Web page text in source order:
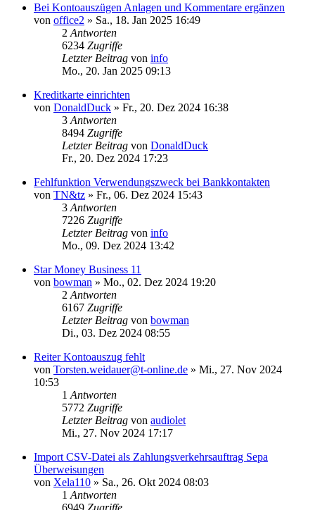
Bei Kontoauszügen Anlagen und Kommentare ergänzen
von office2 » Sa., 18. Jan 2025 16:49
2 Antworten
6234 Zugriffe
Letzter Beitrag von info
Mo., 20. Jan 2025 09:13
Kreditkarte einrichten
von DonaldDuck » Fr., 20. Dez 2024 16:38
3 Antworten
8494 Zugriffe
Letzter Beitrag von DonaldDuck
Fr., 20. Dez 2024 17:23
Fehlfunktion Verwendungszweck bei Bankkontakten
von TN&tz » Fr., 06. Dez 2024 15:43
3 Antworten
7226 Zugriffe
Letzter Beitrag von info
Mo., 09. Dez 2024 13:42
Star Money Business 11
von bowman » Mo., 02. Dez 2024 19:20
2 Antworten
6167 Zugriffe
Letzter Beitrag von bowman
Di., 03. Dez 2024 08:55
Reiter Kontoauszug fehlt
von Torsten.weidauer@t-online.de » Mi., 27. Nov 2024
10:53
1 Antworten
5772 Zugriffe
Letzter Beitrag von audiolet
Mi., 27. Nov 2024 17:17
Import CSV-Datei als Zahlungsverkehrsauftrag Sepa
Überweisungen
von Xela110 » Sa., 26. Okt 2024 08:03
1 Antworten
6949 Zugriffe